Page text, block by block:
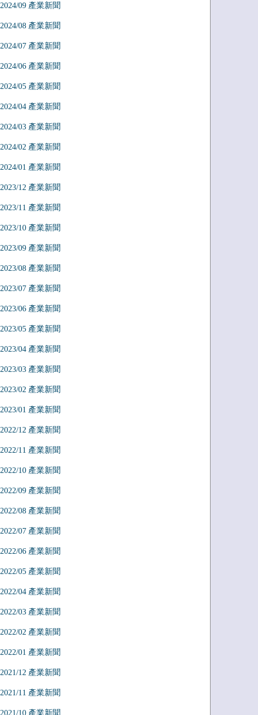
2024/09 產業新聞
2024/08 產業新聞
2024/07 產業新聞
2024/06 產業新聞
2024/05 產業新聞
2024/04 產業新聞
2024/03 產業新聞
2024/02 產業新聞
2024/01 產業新聞
2023/12 產業新聞
2023/11 產業新聞
2023/10 產業新聞
2023/09 產業新聞
2023/08 產業新聞
2023/07 產業新聞
2023/06 產業新聞
2023/05 產業新聞
2023/04 產業新聞
2023/03 產業新聞
2023/02 產業新聞
2023/01 產業新聞
2022/12 產業新聞
2022/11 產業新聞
2022/10 產業新聞
2022/09 產業新聞
2022/08 產業新聞
2022/07 產業新聞
2022/06 產業新聞
2022/05 產業新聞
2022/04 產業新聞
2022/03 產業新聞
2022/02 產業新聞
2022/01 產業新聞
2021/12 產業新聞
2021/11 產業新聞
2021/10 產業新聞